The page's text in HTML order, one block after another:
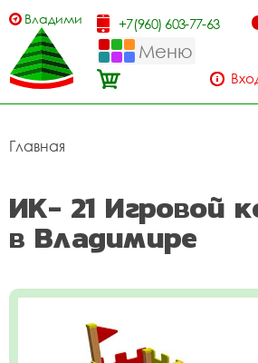
Владимир +7(960) 603-77-63
Меню
Главная
ИК- 21 Игровой
в Владимире